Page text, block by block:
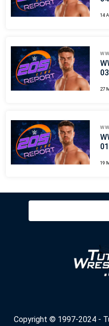
14
27
19
Ricerca
Copyright © 1997-2024 -